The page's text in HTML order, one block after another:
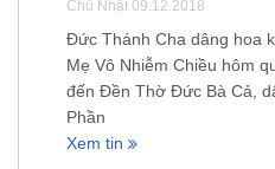
Chủ Nhật 09.12.2018
Đức Thánh Cha dâng hoa
Mẹ Vô Nhiễm Chiều hôm
đến Đền Thờ Đức Bà Cả,
Phần
Xem tin